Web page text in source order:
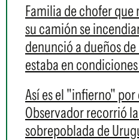
Familia de chofer
su camión se
denunció a dueños
estaba en
Así es el "infierno" por
Observador recorrió
sobrepoblada de